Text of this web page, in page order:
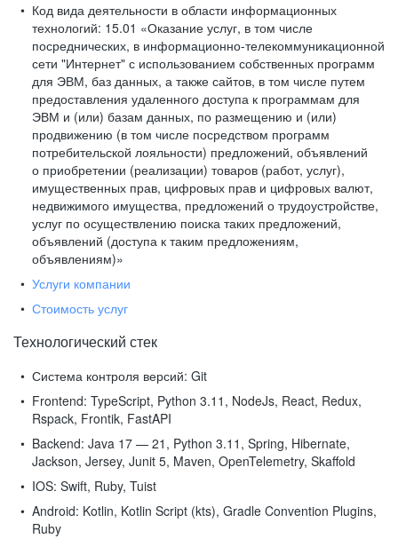
Код вида деятельности в области информационных
технологий: 15.01 «Оказание услуг, в том числе
посреднических, в информационно-телекоммуникационной
сети "Интернет" с использованием собственных программ
для ЭВМ, баз данных, а также сайтов, в том числе путем
предоставления удаленного доступа к программам для
ЭВМ и (или) базам данных, по размещению и (или)
продвижению (в том числе посредством программ
потребительской лояльности) предложений, объявлений
о приобретении (реализации) товаров (работ, услуг),
имущественных прав, цифровых прав и цифровых валют,
недвижимого имущества, предложений о трудоустройстве,
услуг по осуществлению поиска таких предложений,
объявлений (доступа к таким предложениям,
объявлениям)»
Услуги компании
Стоимость услуг
Технологический стек
Система контроля версий: Git
Frontend: TypeScript, Python 3.11, NodeJs, React, Redux,
Rspack, Frontik, FastAPI
Backend: Java 17 — 21, Python 3.11, Spring, Hibernate,
Jackson, Jersey, Junit 5, Maven, OpenTelemetry, Skaffold
IOS: Swift, Ruby, Tuist
Android: Kotlin, Kotlin Script (kts), Gradle Convention Plugins,
Ruby